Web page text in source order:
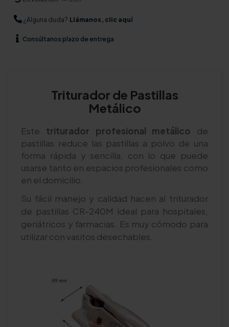
¿Alguna duda? Llámanos, clic aquí
Consúltanos plazo de entrega
Triturador de Pastillas
Metálico
Este triturador profesional metálico de
pastillas reduce las pastillas a polvo de una
forma rápida y sencilla, con lo que puede
usarse tanto en espacios profesionales como
en el domicilio.
Su fácil manejo y calidad hacen al triturador
de pastillas CR-240M ideal para hospitales,
geriátricos y farmacias. Es muy cómodo para
utilizar con vasitos desechables.